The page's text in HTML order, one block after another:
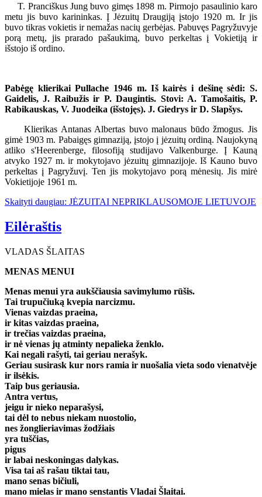
T. Pranciškus Jung buvo gimęs 1898 m. Pirmojo pasaulinio karo
metu jis buvo karininkas. Į Jėzuitų Draugiją įstojo 1920 m. Ir jis
buvo tikras vokietis ir nemažas nacių gerbėjas. Pabuvęs Pagryžuvyje
porą metų, jis prarado pašaukimą, buvo perkeltas į Vokietiją ir
išstojo iš ordino.
Pabėgę klierikai Pullache 1946 m. Iš kairės i dešinę sėdi: S.
Gaidelis, J. Raibužis ir P. Daugintis. Stovi: A. Tamošaitis, P.
Rabikauskas, V. Juodeika (išstojęs). J. Giedrys ir D. Slapšys.
Klierikas Antanas Albertas buvo malonaus būdo žmogus. Jis
gimė 1903 m. Pabaigęs gimnaziją, įstojo į jėzuitų ordiną. Naujokyną
atliko s'Heerenberge, filosofiją studijavo Valkenburge. Į Kauną
atvyko 1927 m. ir mokytojavo jėzuitų gimnazijoje. Iš Kauno buvo
perkeltas į Pagryžuvį. Ten jis mokytojavo porą mėnesių. Jis mirė
Vokietijoje 1961 m.
Skaityti daugiau: JĖZUITAI NEPRIKLAUSOMOJE LIETUVOJE
Eilėraštis
VLADAS ŠLAITAS
MENAS MENUI
Menas menui yra aukščiausia savimylumo rūšis.
Tai trupučiuką kvepia narcizmu.
Vienas vaizdas praeina,
ir kitas vaizdas praeina,
ir trečias vaizdas praeina,
ir nė vienas jų atminty nepalieka ženklo.
Kai negali rašyti, tai geriau nerašyk.
Geriau susirask kur nors ramia ir nuošalia vieta sodo vienatvėje
ir ilsėkis.
Taip bus geriausia.
Antra vertus,
jeigu ir nieko neparašysi,
tai dėl to nebus niekam nuostolio,
nes žonglieriavimas žodžiais
yra tuščias,
pigus
ir labai neskoningas dalykas.
Visa tai aš rašau tiktai tau,
mano senas bičiuli,
mano mielas ir mano senstantis Vladai Šlaitai.